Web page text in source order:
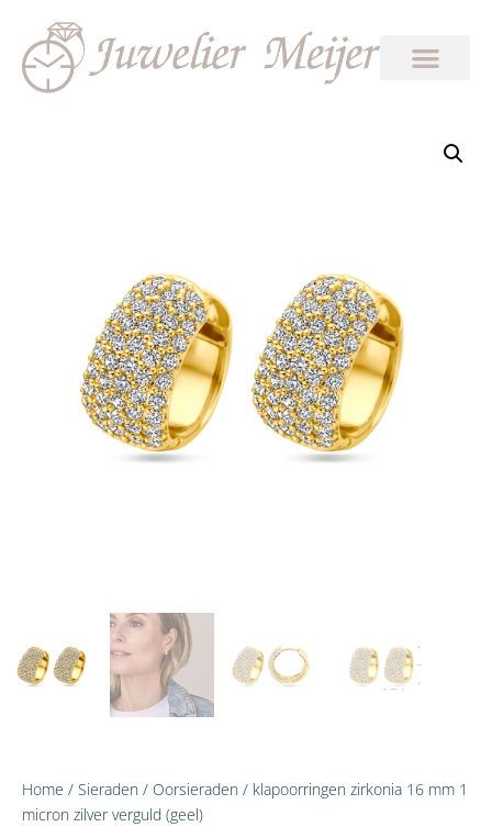
Home / Sieraden / Oorsieraden / klapoorringen zirkonia 16 mm 1
micron zilver verguld (geel)